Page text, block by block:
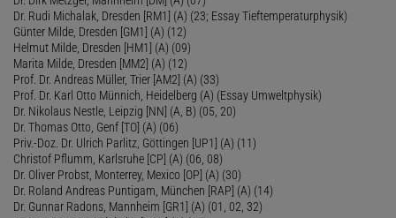
Dr. Rudi Michalak, Dresden [RM1] (A) (23; Essay Tieftemperaturphysik)
Günter Milde, Dresden [GM1] (A) (12)
Helmut Milde, Dresden [HM1] (A) (09)
Marita Milde, Dresden [MM2] (A) (12)
Prof. Dr. Andreas Müller, Trier [AM2] (A) (33)
Prof. Dr. Karl Otto Münnich, Heidelberg (A) (Essay Umweltphysik)
Dr. Nikolaus Nestle, Leipzig [NN] (A, B) (05, 20)
Dr. Thomas Otto, Genf [TO] (A) (06)
Priv.-Doz. Dr. Ulrich Parlitz, Göttingen [UP1] (A) (11)
Christof Pflumm, Karlsruhe [CP] (A) (06, 08)
Dr. Oliver Probst, Monterrey, Mexico [OP] (A) (30)
Dr. Roland Andreas Puntigam, München [RAP] (A) (14)
Dr. Gunnar Radons, Mannheim [GR1] (A) (01, 02, 32)